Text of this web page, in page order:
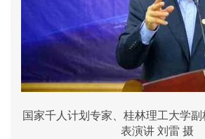
国家千人计划专家、桂林理工大学
表演讲 刘雷 摄